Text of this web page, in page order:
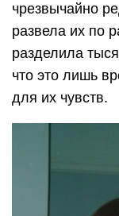
чрезвычайно
развела их по
разделила
что это лишь
для их чувств.